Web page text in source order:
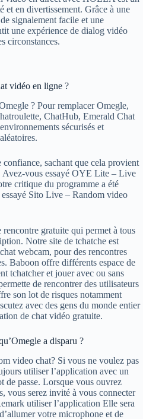
et en divertissement. Grâce à une
signalement facile et une
une expérience de dialog vidéo
circonstances.
vidéo en ligne ?
? Pour remplacer Omegle,
ChatHub, Emerald Chat
sécurisés et
sachant que cela provient
Avez-vous essayé OYE Lite – Live
critique du programme a été
Sito Live – Random video
gratuite qui permet à tous
Notre site de tchatche est
webcam, pour des rencontres
Baboon offre différents espace de
tchatcher et jouer avec ou sans
de rencontrer des utilisateurs
son lot de risques notamment
avec des gens du monde entier
de chat vidéo gratuite.
a disparu ?
video chat? Si vous ne voulez pas
utiliser l’application avec un
de passe. Lorsque vous ouvrez
vous serez invité à vous connecter
utiliser l’application Elle sera
votre microphone et de